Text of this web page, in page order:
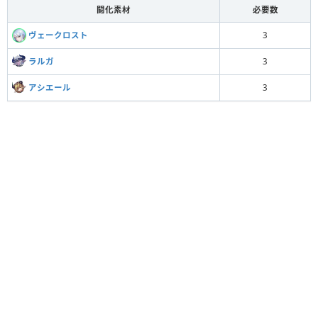
闘化素材 必要数
ヴェークロスト 3
ラルガ 3
アシエール 3